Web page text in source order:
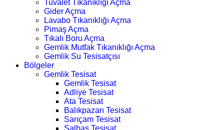
Tuvalet Tıkanıklığı Açma
Gider Açma
Lavabo Tıkanıklığı Açma
Pimaş Açma
Tıkalı Boru Açma
Gemlik Mutfak Tıkanıklığı Açma
Gemlik Su Tesisatçısı
Bölgeler
Gemlik Tesisat
Gemlik Tesisat
Adliye Tesisat
Ata Tesisat
Balıkpazarı Tesisat
Sarıçam Tesisat
Salbaş Tesisat